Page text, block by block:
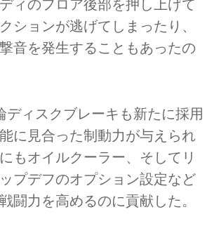
ィのフロア後部を押し上げて
ションが逃げてしまったり、
音を発生することもあったの
ディスクブレーキも新たに採用
に見合った制動力が与えられ
もオイルクーラー、そしてリ
プデフのオプション設定など
闘力を高めるのに貢献した。